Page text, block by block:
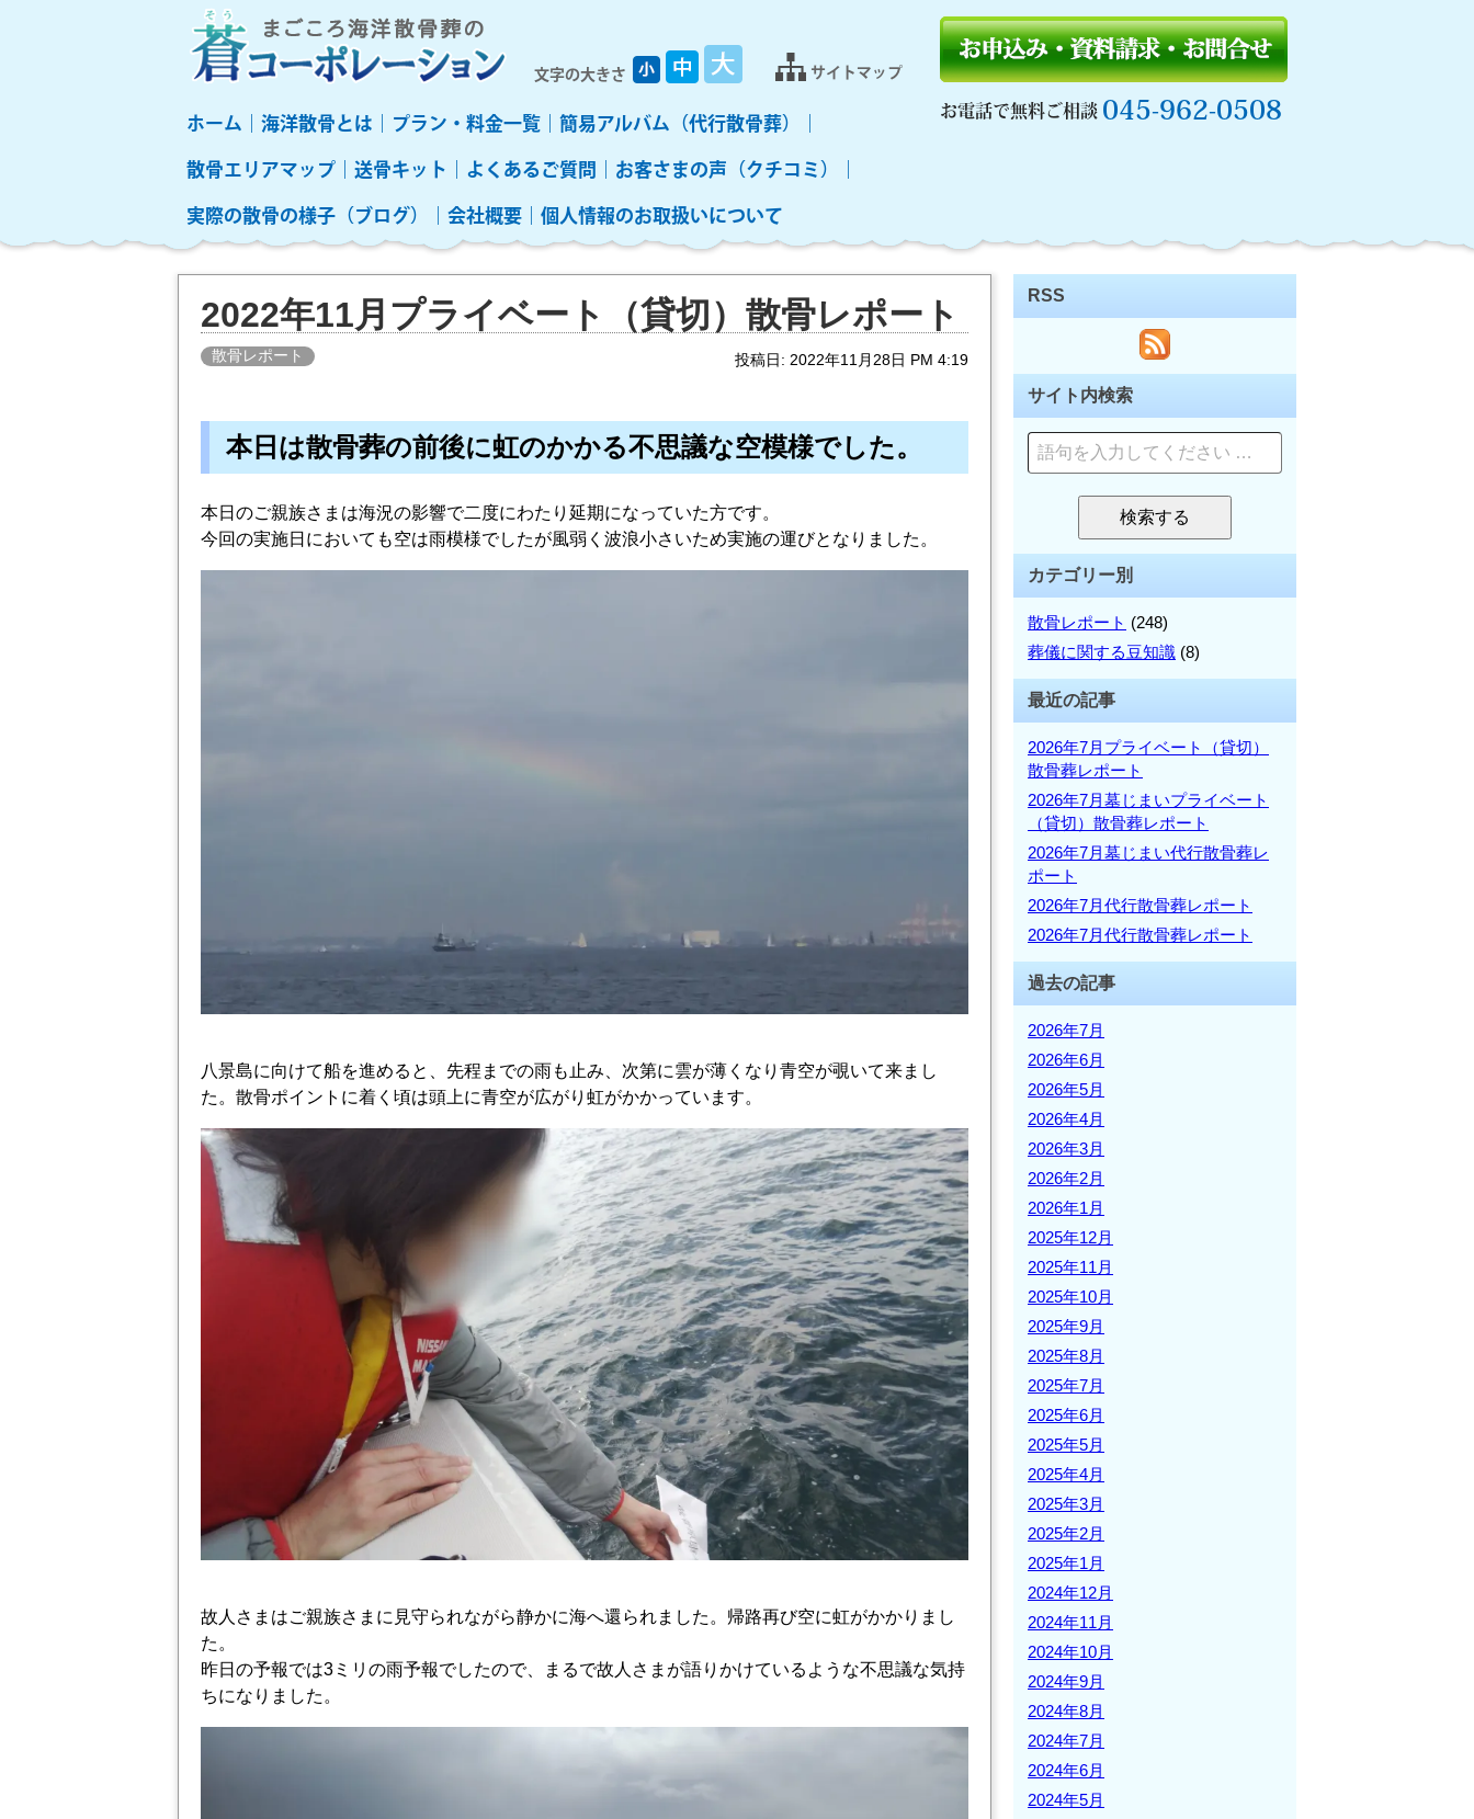
文字の大きさ サイトマップ
ホーム 海洋散骨とは プラン・料金一覧
簡易アルバム（代行散骨葬）
散骨エリアマップ
送骨キット よくあるご質問
お客さまの声（クチコミ）
実際の散骨の様子（ブログ）
会社概要 個人情報のお取扱いについて
お電話で無料ご相談 045-962-0508
2022年11月プライベート（貸切）散骨レポート
散骨レポート 投稿日: 2022年11月28日 PM 4:19
本日は散骨葬の前後に虹のかかる不思議な空模様でした。
本日のご親族さまは海況の影響で二度にわたり延期になっていた方です。
今回の実施日においても空は雨模様でしたが風弱く波浪小さいため実施の運びとなりました。
八景島に向けて船を進めると、先程までの雨も止み、次第に雲が薄くなり青空が覗いて来まし
た。散骨ポイントに着く頃は頭上に青空が広がり虹がかかっています。
故人さまはご親族さまに見守られながら静かに海へ還られました。帰路再び空に虹がかかりまし
た。
昨日の予報では3ミリの雨予報でしたので、まるで故人さまが語りかけているような不思議な気持
ちになりました。
RSS
サイト内検索
ペ
ー
索:
検索する
索
カテゴリー別
散骨レポート (248)
葬儀に関する豆知識 (8)
最近の記事
2026年7月プライベート（貸切）
散骨葬レポート
2026年7月墓じまいプライベート
（貸切）散骨葬レポート
2026年7月墓じまい代行散骨葬レ
ポート
2026年7月代行散骨葬レポート
2026年7月代行散骨葬レポート
過去の記事
2026年7月
2026年6月
2026年5月
2026年4月
2026年3月
2026年2月
2026年1月
2025年12月
2025年11月
2025年10月
2025年9月
2025年8月
2025年7月
2025年6月
2025年5月
2025年4月
2025年3月
2025年2月
2025年1月
2024年12月
2024年11月
2024年10月
2024年9月
2024年8月
2024年7月
2024年6月
2024年5月